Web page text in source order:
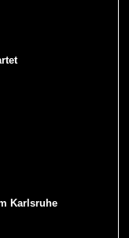
Karlsruhe